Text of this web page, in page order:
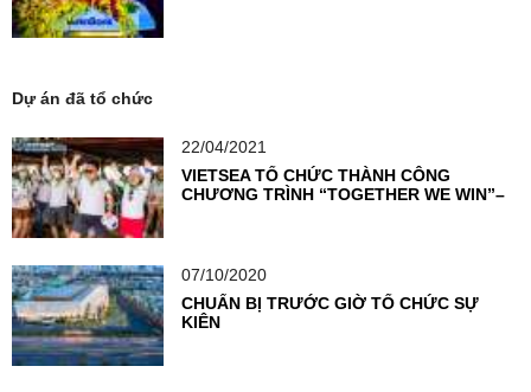
Dự án đã tổ chức
22/04/2021
VIETSEA TỔ CHỨC THÀNH CÔNG
CHƯƠNG TRÌNH “TOGETHER WE WIN”–
07/10/2020
CHUẨN BỊ TRƯỚC GIỜ TỔ CHỨC SỰ
KIỆN